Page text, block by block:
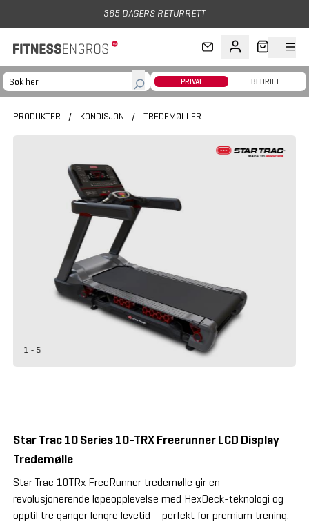
365 DAGERS RETURRETT
PRIVAT BEDRIFT
PRODUKTER / KONDISJON / TREDEMØLLER
1 - 5
Star Trac 10 Series 10-TRX Freerunner LCD Display
Tredemølle
Star Trac 10TRx FreeRunner tredemølle gir en
revolusjonerende løpeopplevelse med HexDeck-teknologi og
opptil tre ganger lengre levetid – perfekt for premium trening.